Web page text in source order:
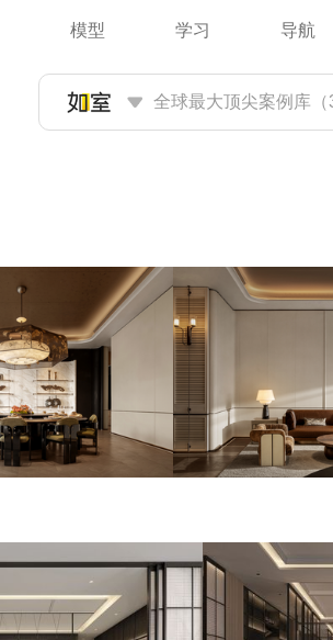
模型 学习 导航